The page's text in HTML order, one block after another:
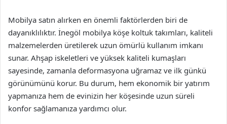
Mobilya satın alırken en önemli faktörlerden biri de
dayanıklılıktır. İnegöl mobilya köşe koltuk takımları, kaliteli
malzemelerden üretilerek uzun ömürlü kullanım imkanı
sunar. Ahşap iskeletleri ve yüksek kaliteli kumaşları
sayesinde, zamanla deformasyona uğramaz ve ilk günkü
görünümünü korur. Bu durum, hem ekonomik bir yatırım
yapmanıza hem de evinizin her köşesinde uzun süreli
konfor sağlamanıza yardımcı olur.